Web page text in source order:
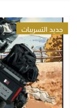
جديد التسريبات